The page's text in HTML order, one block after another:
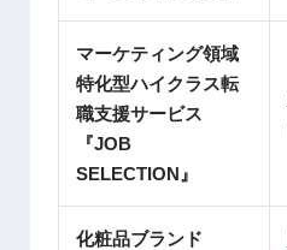
マーケティング領域
特化型ハイクラス転
職支援サービス
『JOB
SELECTION』
化粧品ブランド